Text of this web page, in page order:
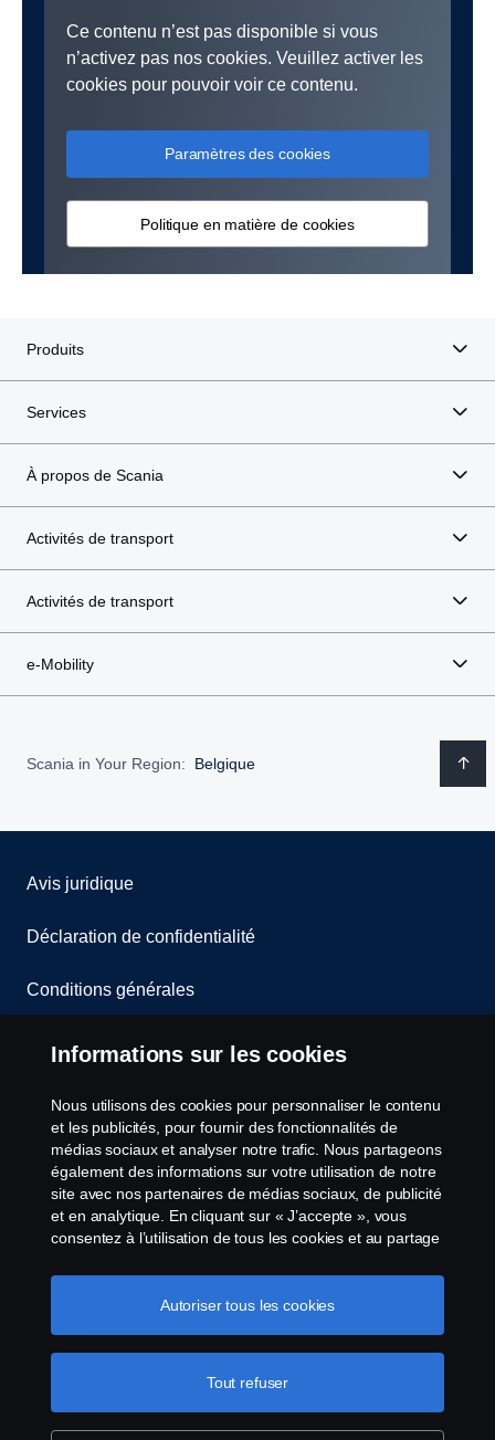
Ce contenu n’est pas disponible si vous
n’activez pas nos cookies. Veuillez activer les
cookies pour pouvoir voir ce contenu.
Paramètres des cookies
Politique en matière de cookies
Produits
Services
À propos de Scania
Activités de transport
Activités de transport
e-Mobility
Scania in Your Region: Belgique
Avis juridique
Déclaration de confidentialité
Conditions générales
Contactez-nous
Le système de lancement d'alerte
Politique de cookies
Paramètres des cookies
© Copyright Scania 2026 All Rights Reserved.
Scania Belgium, A.Van Osslaan 1 bus b28, 1120
Neder-Over-Heembeek, Tel. 02/264 02 11
Informations sur les cookies
Nous utilisons des cookies pour personnaliser le contenu
et les publicités, pour fournir des fonctionnalités de
médias sociaux et analyser notre trafic. Nous partageons
également des informations sur votre utilisation de notre
site avec nos partenaires de médias sociaux, de publicité
et en analytique. En cliquant sur « J’accepte », vous
consentez à l’utilisation de tous les cookies et au partage
cookies en cliquant sur « Paramètres des cookies » et en
sélectionnant les catégories que vous souhaitez
Pour en savoir plus sur la
protection de votre vie privée
Tout refuser
Autoriser tous les cookies